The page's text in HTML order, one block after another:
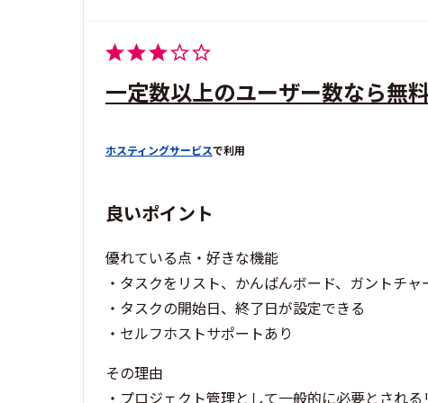
一定数以上のユーザー数なら無
ホスティングサービスで利用
良いポイント
優れている点・好きな機能
・タスクをリスト、かんばんボード、ガントチ
・タスクの開始日、終了日が設定できる
・セルフホストサポートあり
その理由
・プロジェクト管理として一般的に必要とされ